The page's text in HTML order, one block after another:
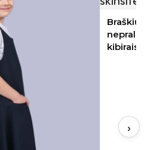
2026:
kitąmet skinsite
›